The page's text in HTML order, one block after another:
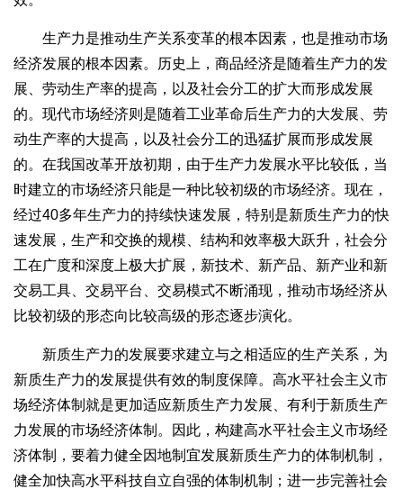
生产力是推动生产关系变革的根本因素，也是推动市场
经济发展的根本因素。历史上，商品经济是随着生产力的发
展、劳动生产率的提高，以及社会分工的扩大而形成发展
的。现代市场经济则是随着工业革命后生产力的大发展、劳
动生产率的大提高，以及社会分工的迅猛扩展而形成发展
的。在我国改革开放初期，由于生产力发展水平比较低，当
时建立的市场经济只能是一种比较初级的市场经济。现在，
经过40多年生产力的持续快速发展，特别是新质生产力的快
速发展，生产和交换的规模、结构和效率极大跃升，社会分
工在广度和深度上极大扩展，新技术、新产品、新产业和新
交易工具、交易平台、交易模式不断涌现，推动市场经济从
比较初级的形态向比较高级的形态逐步演化。
新质生产力的发展要求建立与之相适应的生产关系，为
新质生产力的发展提供有效的制度保障。高水平社会主义市
场经济体制就是更加适应新质生产力发展、有利于新质生产
力发展的市场经济体制。因此，构建高水平社会主义市场经
济体制，要着力健全因地制宜发展新质生产力的体制机制，
健全加快高水平科技自立自强的体制机制；进一步完善社会